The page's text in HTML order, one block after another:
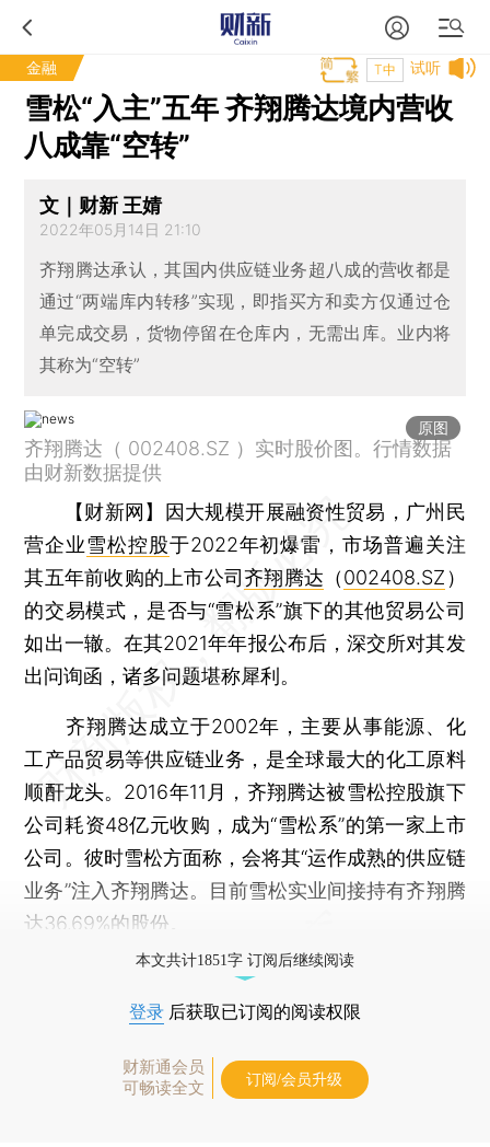
金融 试听
T中
雪松“入主”五年 齐翔腾达境内营收
八成靠“空转”
文｜财新 王婧
2022年05月14日 21:10
齐翔腾达承认，其国内供应链业务超八成的营收都是
通过“两端库内转移”实现，即指买方和卖方仅通过仓
单完成交易，货物停留在仓库内，无需出库。业内将
其称为“空转”
原图
齐翔腾达（ 002408.SZ ）实时股价图。行情数据
由财新数据提供
【财新网】
因大规模开展融资性贸易，广州民
营企业雪松控股于2022年初爆雷，市场普遍关注
其五年前收购的上市公司齐翔腾达 （002408.SZ ）
的交易模式，是否与“雪松系”旗下的其他贸易公司
如出一辙。在其2021年年报公布后，深交所对其发
出问询函，诸多问题堪称犀利。
齐翔腾达成立于2002年，主要从事能源、化
工产品贸易等供应链业务，是全球最大的化工原料
顺酐龙头。2016年11月，齐翔腾达被雪松控股旗下
公司耗资48亿元收购，成为“雪松系”的第一家上市
公司。彼时雪松方面称，会将其“运作成熟的供应链
业务”注入齐翔腾达。目前雪松实业间接持有齐翔腾
达36.69%的股份。
本文共计1851字 订阅后继续阅读
登录 后获取已订阅的阅读权限
财新通会员
可畅读全文
订阅/会员升级